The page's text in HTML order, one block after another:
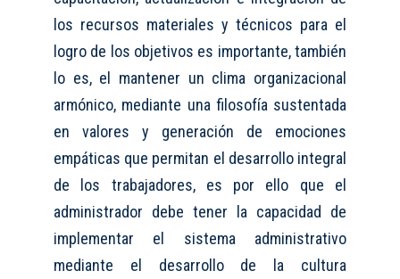
los recursos materiales y técnicos para el
logro de los objetivos es importante, también
lo es, el mantener un clima organizacional
armónico, mediante una filosofía sustentada
en valores y generación de emociones
empáticas que permitan el desarrollo integral
de los trabajadores, es por ello que el
administrador debe tener la capacidad de
implementar el sistema administrativo
mediante el desarrollo de la cultura